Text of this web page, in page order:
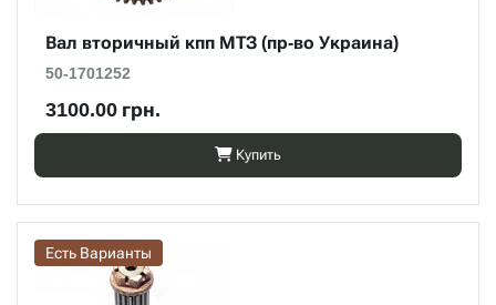
Вал вторичный кпп МТЗ (пр-во Украина)
50-1701252
3100.00 грн.
Купить
Есть Варианты